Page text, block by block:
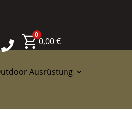

0
0,00€
Ausrüstung